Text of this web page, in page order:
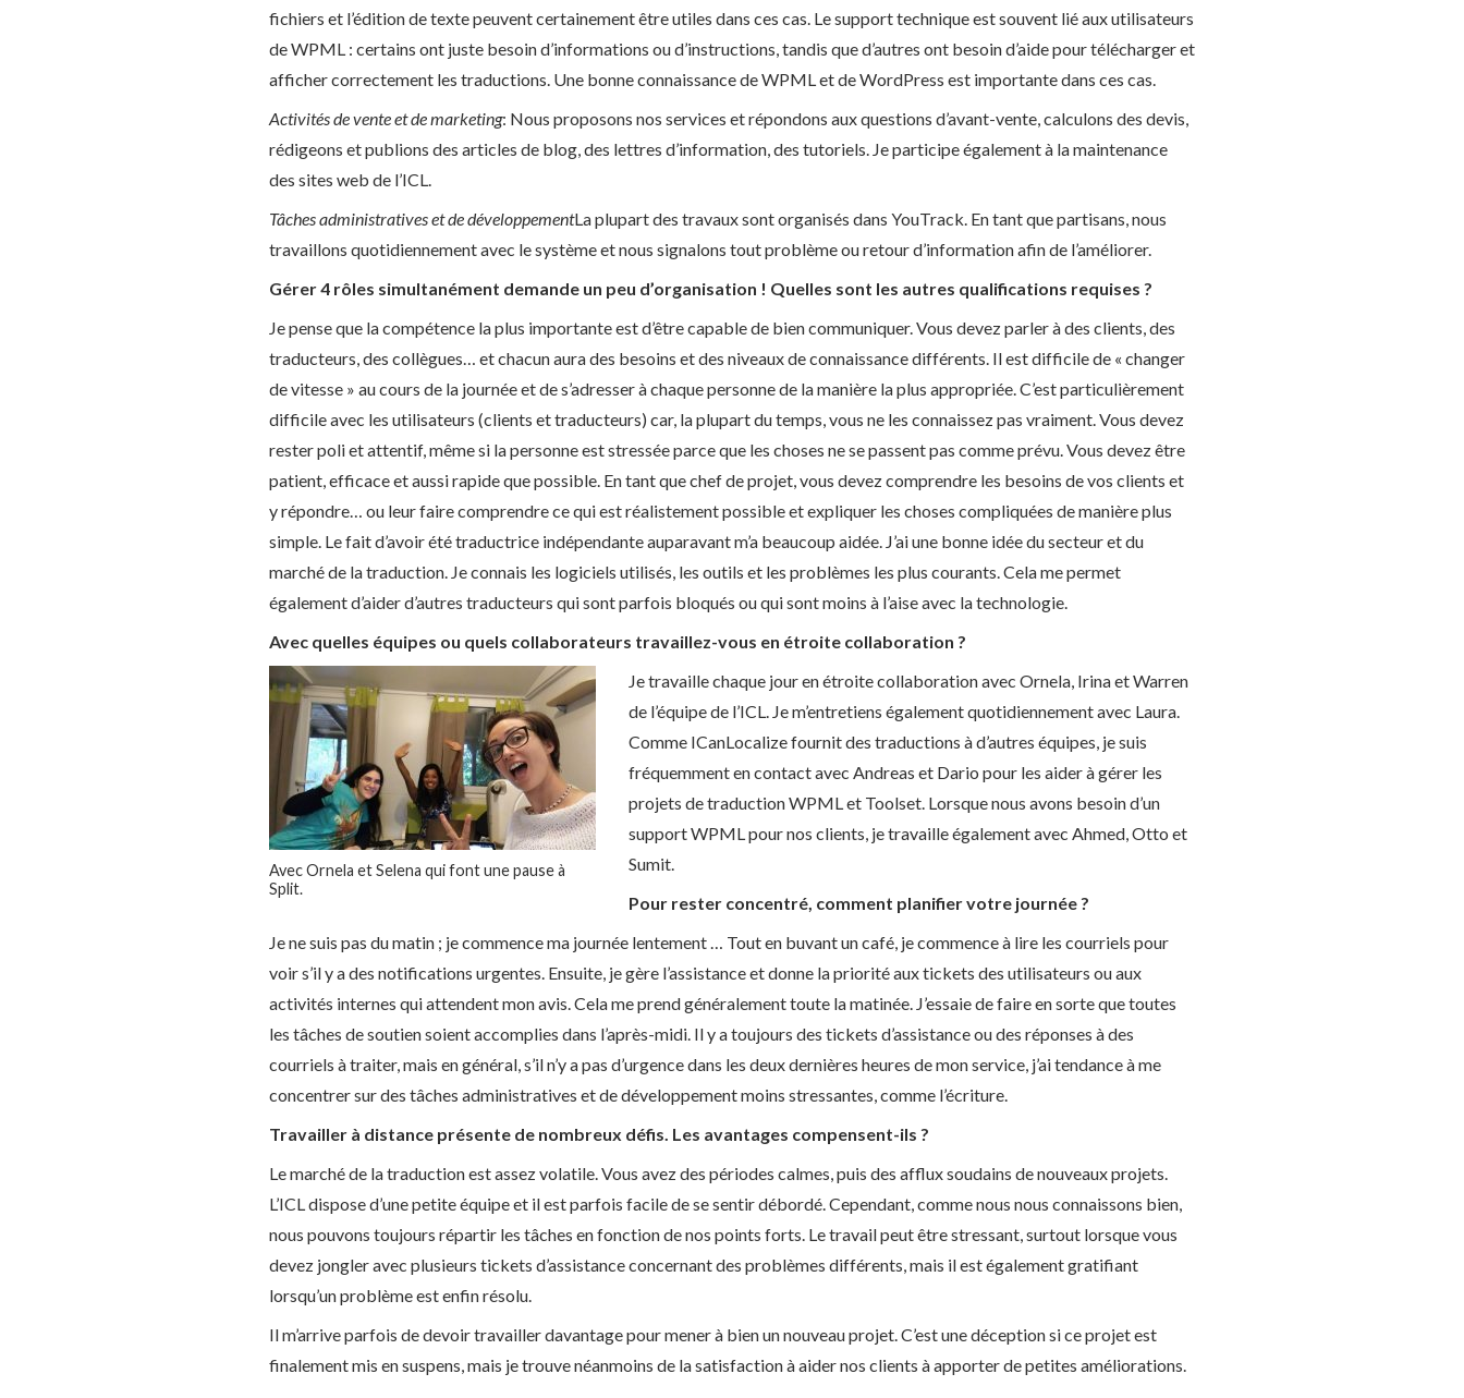
fichiers et l’édition de texte peuvent certainement être utiles dans ces cas. Le support technique est souvent lié aux utilisateurs
de WPML : certains ont juste besoin d’informations ou d’instructions, tandis que d’autres ont besoin d’aide pour télécharger et
afficher correctement les traductions. Une bonne connaissance de WPML et de WordPress est importante dans ces cas.
Activités de vente et de marketing: Nous proposons nos services et répondons aux questions d’avant-vente, calculons des devis,
rédigeons et publions des articles de blog, des lettres d’information, des tutoriels. Je participe également à la maintenance
des sites web de l’ICL.
Tâches administratives et de développementLa plupart des travaux sont organisés dans YouTrack. En tant que partisans, nous
travaillons quotidiennement avec le système et nous signalons tout problème ou retour d’information afin de l’améliorer.
Gérer 4 rôles simultanément demande un peu d’organisation ! Quelles sont les autres qualifications requises ?
Je pense que la compétence la plus importante est d’être capable de bien communiquer. Vous devez parler à des clients, des
traducteurs, des collègues… et chacun aura des besoins et des niveaux de connaissance différents. Il est difficile de « changer
de vitesse » au cours de la journée et de s’adresser à chaque personne de la manière la plus appropriée. C’est particulièrement
difficile avec les utilisateurs (clients et traducteurs) car, la plupart du temps, vous ne les connaissez pas vraiment. Vous devez
rester poli et attentif, même si la personne est stressée parce que les choses ne se passent pas comme prévu. Vous devez être
patient, efficace et aussi rapide que possible. En tant que chef de projet, vous devez comprendre les besoins de vos clients et
y répondre… ou leur faire comprendre ce qui est réalistement possible et expliquer les choses compliquées de manière plus
simple. Le fait d’avoir été traductrice indépendante auparavant m’a beaucoup aidée. J’ai une bonne idée du secteur et du
marché de la traduction. Je connais les logiciels utilisés, les outils et les problèmes les plus courants. Cela me permet
également d’aider d’autres traducteurs qui sont parfois bloqués ou qui sont moins à l’aise avec la technologie.
Avec quelles équipes ou quels collaborateurs travaillez-vous en étroite collaboration ?
Avec Ornela et Selena qui font une pause à
Split.
Je travaille chaque jour en étroite collaboration avec Ornela, Irina et Warren
de l’équipe de l’ICL. Je m’entretiens également quotidiennement avec Laura.
Comme ICanLocalize fournit des traductions à d’autres équipes, je suis
fréquemment en contact avec Andreas et Dario pour les aider à gérer les
projets de traduction WPML et Toolset. Lorsque nous avons besoin d’un
support WPML pour nos clients, je travaille également avec Ahmed, Otto et
Sumit.
Pour rester concentré, comment planifier votre journée ?
Je ne suis pas du matin ; je commence ma journée lentement … Tout en buvant un café, je commence à lire les courriels pour
voir s’il y a des notifications urgentes. Ensuite, je gère l’assistance et donne la priorité aux tickets des utilisateurs ou aux
activités internes qui attendent mon avis. Cela me prend généralement toute la matinée. J’essaie de faire en sorte que toutes
les tâches de soutien soient accomplies dans l’après-midi. Il y a toujours des tickets d’assistance ou des réponses à des
courriels à traiter, mais en général, s’il n’y a pas d’urgence dans les deux dernières heures de mon service, j’ai tendance à me
concentrer sur des tâches administratives et de développement moins stressantes, comme l’écriture.
Travailler à distance présente de nombreux défis. Les avantages compensent-ils ?
Le marché de la traduction est assez volatile. Vous avez des périodes calmes, puis des afflux soudains de nouveaux projets.
L’ICL dispose d’une petite équipe et il est parfois facile de se sentir débordé. Cependant, comme nous nous connaissons bien,
nous pouvons toujours répartir les tâches en fonction de nos points forts. Le travail peut être stressant, surtout lorsque vous
devez jongler avec plusieurs tickets d’assistance concernant des problèmes différents, mais il est également gratifiant
lorsqu’un problème est enfin résolu.
Il m’arrive parfois de devoir travailler davantage pour mener à bien un nouveau projet. C’est une déception si ce projet est
finalement mis en suspens, mais je trouve néanmoins de la satisfaction à aider nos clients à apporter de petites améliorations.